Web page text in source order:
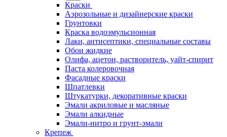
Краски
Аэрозольные и дизайнерские краски
Грунтовки
Краска водоэмульсионная
Лаки, антисептики, специальные составы
Обои жидкие
Олифа, ацетон, растворитель, уайт-спирит
Паста колеровочная
Фасадные краски
Шпатлевки
Штукатурки, декоративные краски
Эмали акриловые и масляные
Эмали алкидные
Эмали-нитро и грунт-эмали
Крепеж